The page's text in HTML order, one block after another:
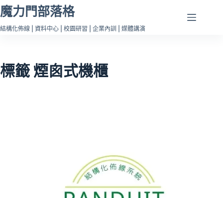
跳
至
主
容
魔力門部落格
結構化佈線 | 資料中心 | 校園研習 | 企業內訓 | 媒體講演
標籤 煙囪式機櫃